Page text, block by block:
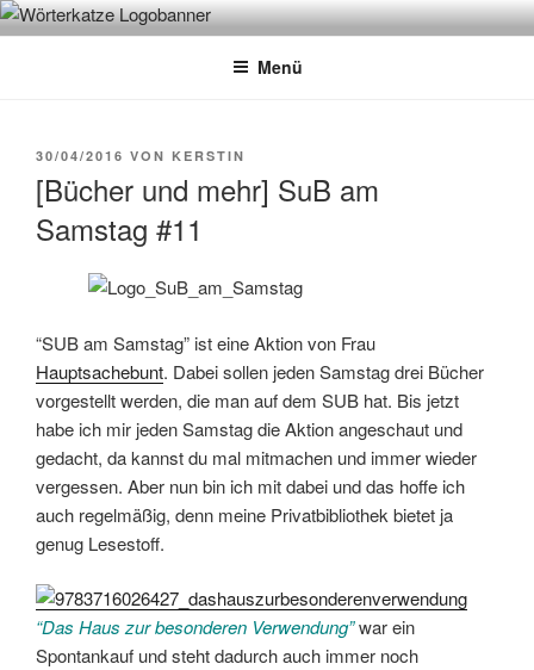
Zum
InhaltWÖRTERKATZE
Von Büchern erzählen
Menü
VERÖFFENTLICHT
30/04/2016 VON KERSTIN
[Bücher und mehr] SuB am
Samstag #11
“SUB am Samstag” ist eine Aktion von Frau
Hauptsachebunt. Dabei sollen jeden Samstag drei Bücher
vorgestellt werden, die man auf dem SUB hat. Bis jetzt
habe ich mir jeden Samstag die Aktion angeschaut und
gedacht, da kannst du mal mitmachen und immer wieder
vergessen. Aber nun bin ich mit dabei und das hoffe ich
auch regelmäßig, denn meine Privatbibliothek bietet ja
genug Lesestoff.
“Das Haus zur besonderen Verwendung”war ein
Spontankauf und steht dadurch auch immer noch